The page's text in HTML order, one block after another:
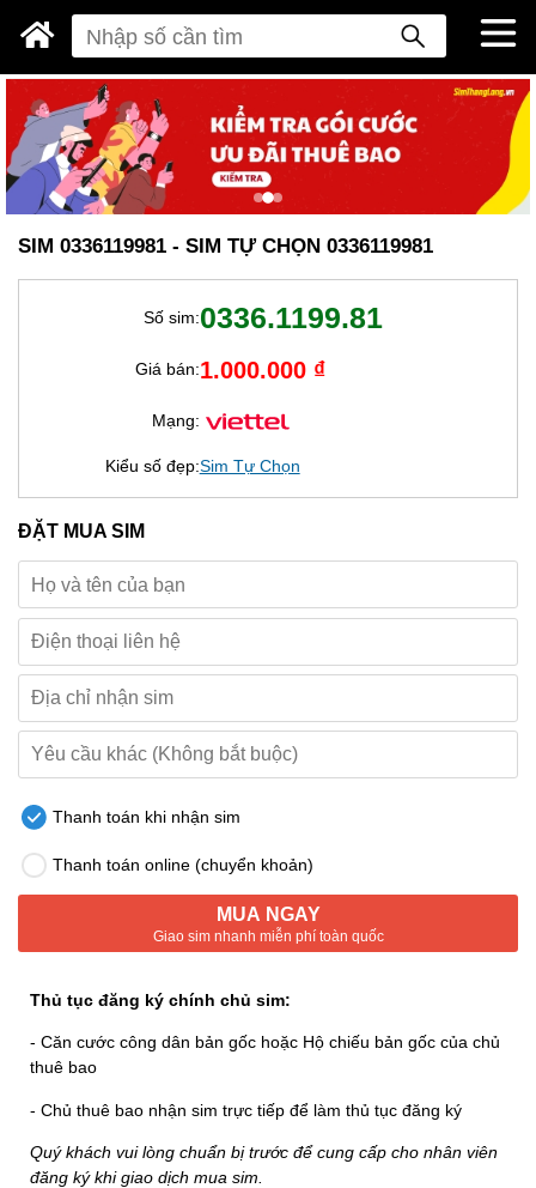
SIM 0336119981 - SIM TỰ CHỌN 0336119981
Số sim:0336.1199.81
Giá bán:1.000.000 ₫
Mạng:
Kiểu số đẹp:Sim Tự Chọn
ĐẶT MUA SIM
Thanh toán khi nhận sim
Thanh toán online (chuyển khoản)
MUA NGAY
Giao sim nhanh miễn phí toàn quốc
Thủ tục đăng ký chính chủ sim:
- Căn cước công dân bản gốc hoặc Hộ chiếu bản gốc của chủ
thuê bao
- Chủ thuê bao nhận sim trực tiếp để làm thủ tục đăng ký
Quý khách vui lòng chuẩn bị trước để cung cấp cho nhân viên
đăng ký khi giao dịch mua sim.